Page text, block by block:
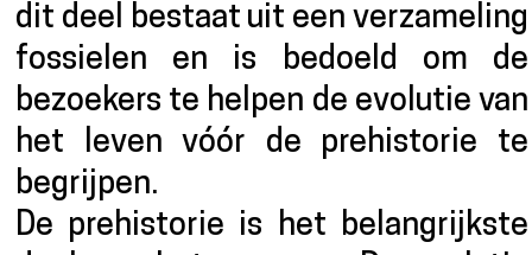
dit deel bestaat uit een verzameling
fossielen en is bedoeld om de
bezoekers te helpen de evolutie van
het leven vóór de prehistorie te
begrijpen.
De prehistorie is het belangrijkste